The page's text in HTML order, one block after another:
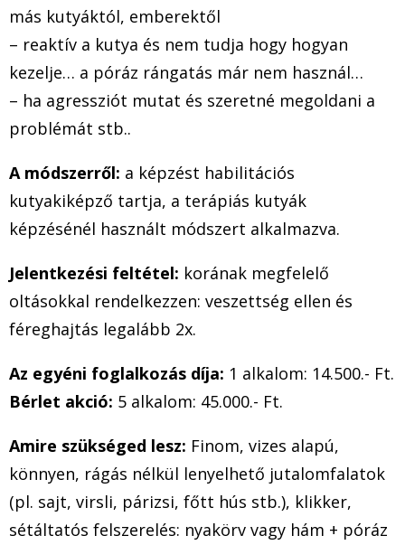
más kutyáktól, emberektől
– reaktív a kutya és nem tudja hogy hogyan
kezelje… a póráz rángatás már nem használ…
– ha agressziót mutat és szeretné megoldani a
problémát stb..
A módszerről: a képzést habilitációs
kutyakiképző tartja, a terápiás kutyák
képzésénél használt módszert alkalmazva.
Jelentkezési feltétel: korának megfelelő
oltásokkal rendelkezzen: veszettség ellen és
féreghajtás legalább 2x.
Az egyéni foglalkozás díja: 1 alkalom: 14.500.- Ft.
Bérlet akció: 5 alkalom: 45.000.- Ft.
Amire szükséged lesz: Finom, vizes alapú,
könnyen, rágás nélkül lenyelhető jutalomfalatok
(pl. sajt, virsli, párizsi, főtt hús stb.), klikker,
sétáltatós felszerelés: nyakörv vagy hám + póráz